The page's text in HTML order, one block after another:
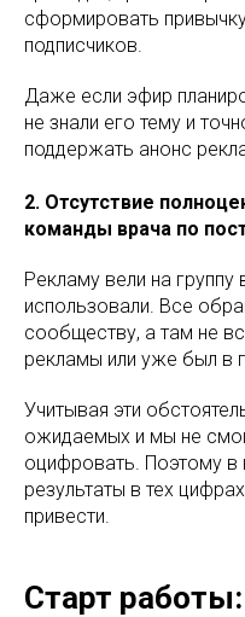
сформировать
подписчиков.
Даже если эфир
не знали его тему и
поддержать анонс
2. Отсутствие
команды врача по
Рекламу вели на
использовали. Все
сообществу, а там не
рекламы или уже был в
Учитывая эти
ожидаемых и мы не
оцифровать. Поэтому
результаты в тех
привести.
Старт